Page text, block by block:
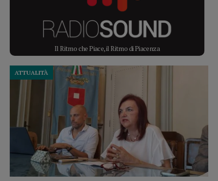
Il Ritmo che Piace, il Ritmo di Piacenza
ATTUALITÀ